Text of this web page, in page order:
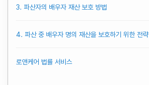
3. 파산자의 배우자 재산 보호 방법
4. 파산 중 배우자 명의 재산을 보호하기 위한 전략
로앤케어 법률 서비스